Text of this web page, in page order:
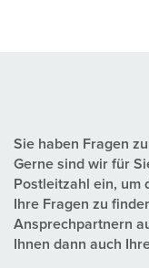
Sie haben Fragen
Gerne sind wir für
Postleitzahl ein,
Ihre Fragen zu
Ansprechpartnern
Ihnen dann auch